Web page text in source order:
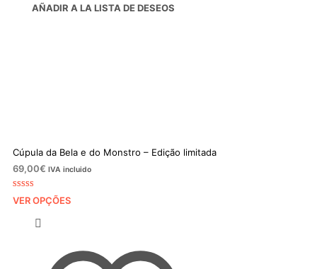
AÑADIR A LA LISTA DE DESEOS
Cúpula da Bela e do Monstro – Edição limitada
69,00€ IVA incluido
com5.00em
VER OPÇÕES